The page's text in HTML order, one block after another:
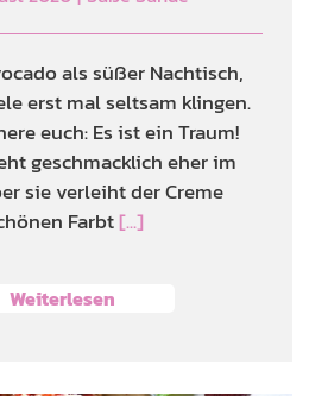
als süßer Nachtisch,
erst mal seltsam klingen.
euch: Es ist ein Traum!
geschmacklich eher im
sie verleiht der Creme
Farbt[...]
Weiterlesen